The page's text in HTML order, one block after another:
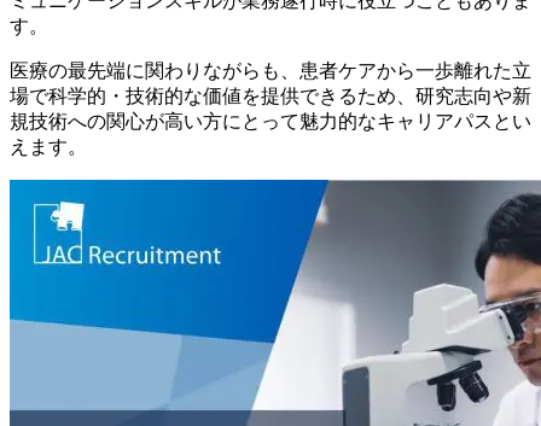
す。
医療の最先端に関わりながらも、患者ケアから一歩離れた立
場で科学的・技術的な価値を提供できるため、研究志向や新
規技術への関心が高い方にとって魅力的なキャリアパスとい
えます。